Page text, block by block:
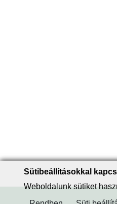
Sütibeállításokkal
Weboldalunk sütiket